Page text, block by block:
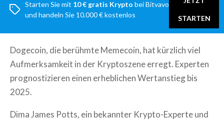
Starten Sie mit 10 € gratis Krypto bei Bitvavo
und handeln Sie 10.000 € kostenlos
STARTEN
Dogecoin, die berühmte Memecoin, hat kürzlich viel
Aufmerksamkeit in der Kryptoszene erregt. Experten
prognostizieren einen erheblichen Wertanstieg bis
2025.
Dima James Potts, ein bekannter Krypto-Experte und